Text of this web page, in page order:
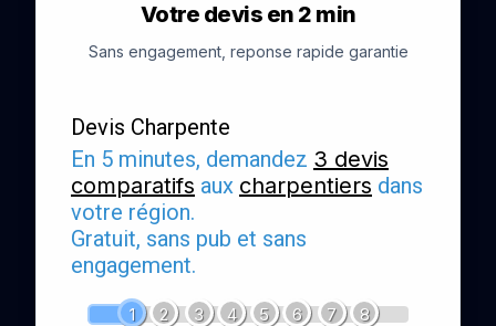
Votre devis en 2 min
Sans engagement, reponse rapide garantie
Devis Charpente
En 5 minutes, demandez 3 devis
comparatifs aux charpentiers dans
votre région.
Gratuit, sans pub et sans
engagement.
1 2 3 4 5 6 7 8